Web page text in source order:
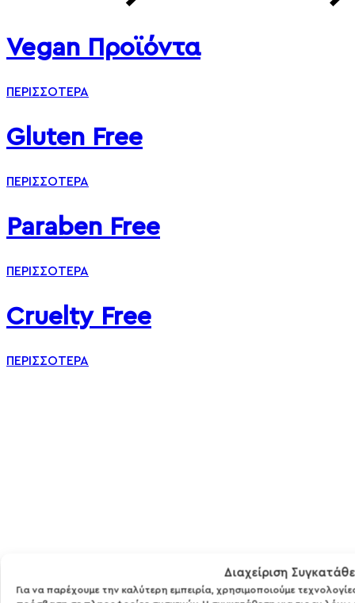
Διαχείριση
Για να παρέχουμε την καλύτερη εμπειρία, χρησιμοποιούμε
Vegan Προϊόντα
ΠΕΡΙΣΣΟΤΕΡΑ
Gluten Free
ΠΕΡΙΣΣΟΤΕΡΑ
Paraben Free
ΠΕΡΙΣΣΟΤΕΡΑ
Cruelty Free
ΠΕΡΙΣΣΟΤΕΡΑ